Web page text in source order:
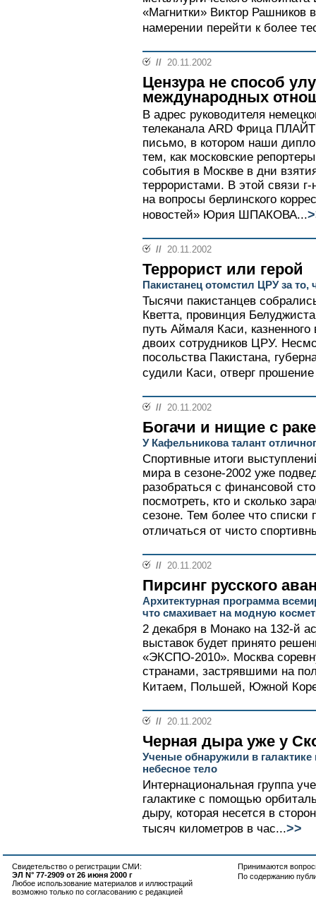
«Магнитки» Виктор Рашников
намерении перейти к более
// 20.11.2002
Цензура не способ
международных
В адрес руководителя
телеканала ARD Фрица
письмо, в котором наши
тем, как московские
события в Москве в дни
террористами. В этой связи г-
на вопросы берлинского
новостей» Юрия ШПАКОВА...
// 20.11.2002
Террорист или герой
Пакистанец отомстил ЦРУ за то,
Тысячи пакистанцев
Кветта, провинция
путь Аймаля Каси,
двоих сотрудников ЦРУ.
посольства Пакистана,
судили Каси, отверг
// 20.11.2002
Богачи и нищие с
У Кафельникова талант
Спортивные итоги
мира в сезоне-2002 уже
разобраться с финансовой
посмотреть, кто и сколько
сезоне. Тем более что списки
отличаться от чисто
// 20.11.2002
Пирсинг русского
Архитектурная программа
что смахивает на модную
2 декабря в Монако на 132-й
выставок будет принято
«ЭКСПО-2010». Москва
странами, застрявшими на
Китаем, Польшей, Южной
// 20.11.2002
Черная дыра уже у
Ученые обнаружили в
небесное тело
Интернациональная группа
галактике с помощью
дыру, которая несется в
тысяч километров в час...>>
Свидетельство о регистрации СМИ:
ЭЛ N° 77-2909 от 26 июня 2000 г
Любое использование материалов и иллюстраций
возможно только по согласованию с редакцией
Принимаются
По содержанию